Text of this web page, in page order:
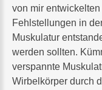
von mir
Fehlstellungen in
Muskulatur
werden sollten.
verspannte
Wirbelkörper durch